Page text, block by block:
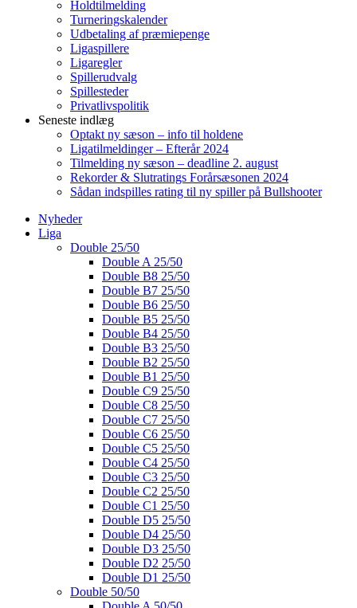
Holdtilmelding
Turneringskalender
Udbetaling af præmiepenge
Ligaspillere
Ligaregler
Spillerudvalg
Spillesteder
Privatlivspolitik
Seneste indlæg
Optakt ny sæson – info til holdene
Ligatilmeldinger – Efterår 2024
Tilmelding ny sæson – deadline 2. august
Rekorder & Slutratings Forårsæsonen 2024
Sådan indspilles rating til ny spiller på Bullshooter
Nyheder
Liga
Double 25/50
Double A 25/50
Double B8 25/50
Double B7 25/50
Double B6 25/50
Double B5 25/50
Double B4 25/50
Double B3 25/50
Double B2 25/50
Double B1 25/50
Double C9 25/50
Double C8 25/50
Double C7 25/50
Double C6 25/50
Double C5 25/50
Double C4 25/50
Double C3 25/50
Double C2 25/50
Double C1 25/50
Double D5 25/50
Double D4 25/50
Double D3 25/50
Double D2 25/50
Double D1 25/50
Double 50/50